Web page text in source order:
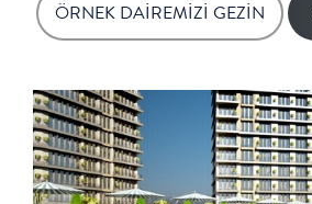
ÖRNEK DAİREMİZİ GEZİN